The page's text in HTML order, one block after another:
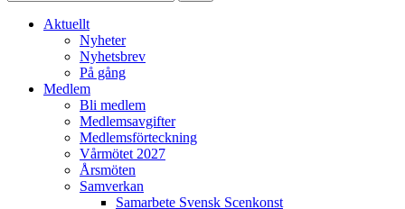
Aktuellt
Nyheter
Nyhetsbrev
På gång
Medlem
Bli medlem
Medlemsavgifter
Medlemsförteckning
Vårmötet 2027
Årsmöten
Samverkan
Samarbete Svensk Scenkonst